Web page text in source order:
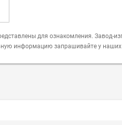
для ознакомления. Завод-
информацию запрашивайте у